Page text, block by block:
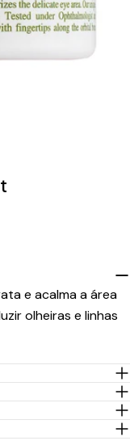
e acalma a área
olheiras e linhas